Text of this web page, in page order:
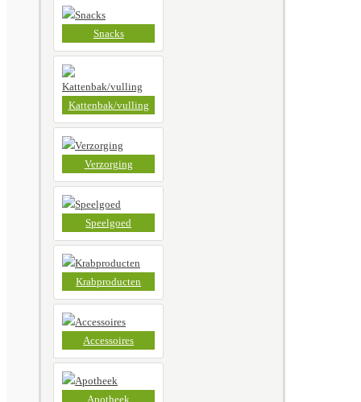
Snacks
Kattenbak/vulling
Verzorging
Speelgoed
Krabproducten
Accessoires
Apotheek